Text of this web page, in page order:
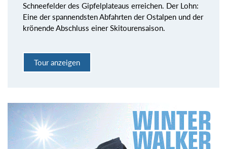
Schneefelder des Gipfelplateaus erreichen. Der Lohn:
Eine der spannendsten Abfahrten der Ostalpen und der
krönende Abschluss einer Skitourensaison.
Tour anzeigen